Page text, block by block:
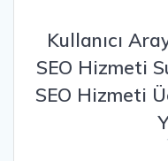
Kullanıcı
SEO Hizmeti
SEO Hizmeti